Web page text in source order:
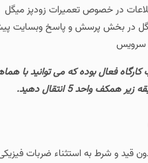
در خصوص تعمیرات زودپز میگل
در بخش پرسش و پاسخ وبسایت
سرویس
به کارگاه نیز همه روزه از ساعت 9 صبح تا 9 شب کارگاه